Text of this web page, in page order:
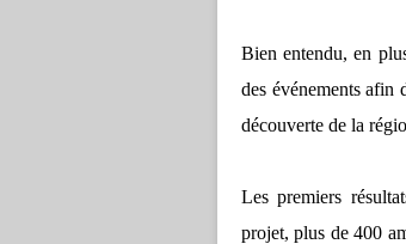
Bien entendu, en
des événements afin
découverte de la
Les premiers
projet, plus de 400